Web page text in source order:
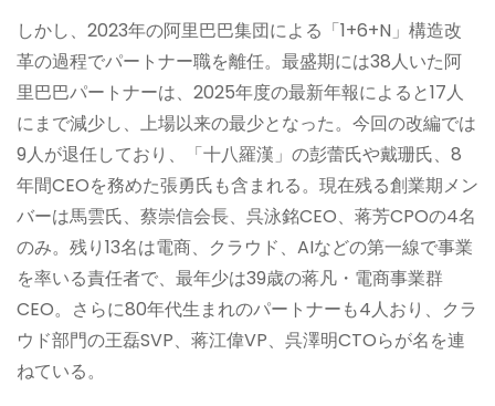
しかし、2023年の阿里巴巴集団による「1+6+N」構造改
革の過程でパートナー職を離任。最盛期には38人いた阿
里巴巴パートナーは、2025年度の最新年報によると17人
にまで減少し、上場以来の最少となった。今回の改編では
9人が退任しており、「十八羅漢」の彭蕾氏や戴珊氏、8
年間CEOを務めた張勇氏も含まれる。現在残る創業期メン
バーは馬雲氏、蔡崇信会長、呉泳銘CEO、蒋芳CPOの4名
のみ。残り13名は電商、クラウド、AIなどの第一線で事業
を率いる責任者で、最年少は39歳の蒋凡・電商事業群
CEO。さらに80年代生まれのパートナーも4人おり、クラ
ウド部門の王磊SVP、蒋江偉VP、呉澤明CTOらが名を連
ねている。